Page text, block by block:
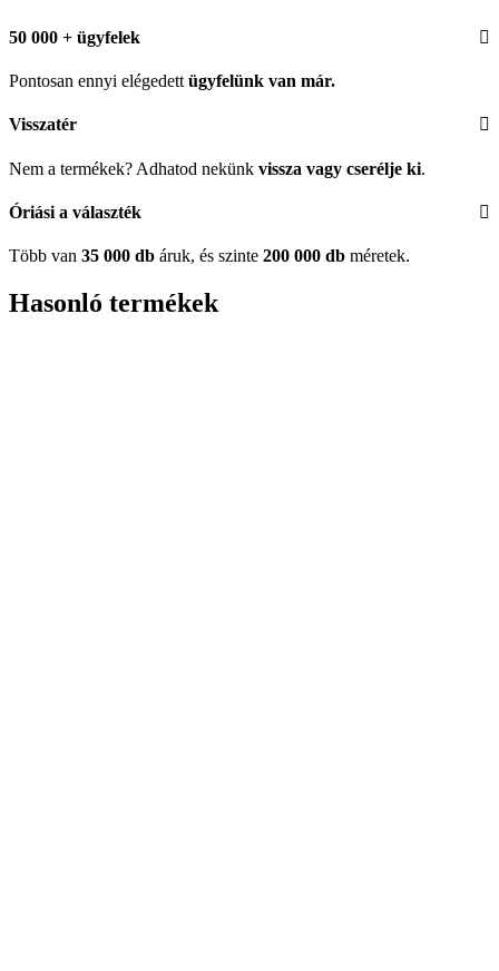
50 000 + ügyfelek
Pontosan ennyi elégedett ügyfelünk van már.
Visszatér
Nem a termékek? Adhatod nekünk vissza vagy cserélje ki.
Óriási a választék
Több van 35 000 db áruk, és szinte 200 000 db méretek.
Hasonló termékek